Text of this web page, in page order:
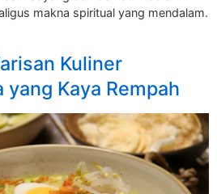
makna spiritual yang mendalam.
Kuliner
Kaya Rempah